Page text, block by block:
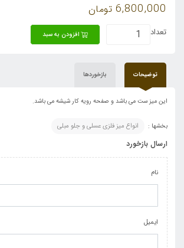
6,800,000 تومان
تعداد افزودن به سبد
توضیحات بازخوردها
این میز ست می باشد و صفحه رویه کار شیشه می باشد.
بخشها : انواع میز فلزی عسلی و جلو مبلی
ارسال بازخورد
نام
ایمیل